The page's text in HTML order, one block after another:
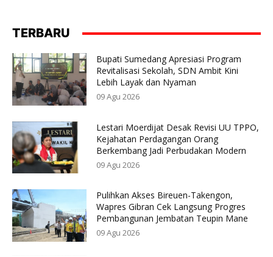
TERBARU
Bupati Sumedang Apresiasi Program
Revitalisasi Sekolah, SDN Ambit Kini
Lebih Layak dan Nyaman
09 Agu 2026
Lestari Moerdijat Desak Revisi UU TPPO,
Kejahatan Perdagangan Orang
Berkembang Jadi Perbudakan Modern
09 Agu 2026
Pulihkan Akses Bireuen-Takengon,
Wapres Gibran Cek Langsung Progres
Pembangunan Jembatan Teupin Mane
09 Agu 2026